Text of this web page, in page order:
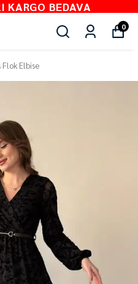
KARGO BEDAVA
0
Flok Elbise